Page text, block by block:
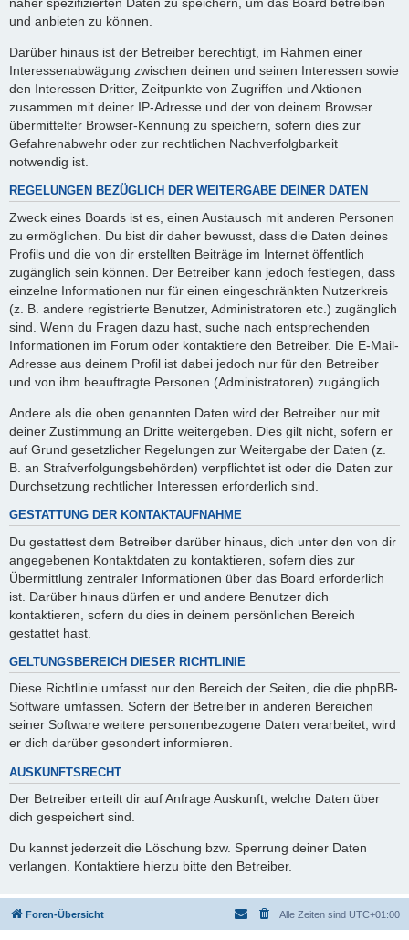
und anbieten zu können.
Darüber hinaus ist der Betreiber berechtigt, im Rahmen einer
Interessenabwägung zwischen deinen und seinen Interessen sowie
den Interessen Dritter, Zeitpunkte von Zugriffen und Aktionen
zusammen mit deiner IP-Adresse und der von deinem Browser
übermittelter Browser-Kennung zu speichern, sofern dies zur
Gefahrenabwehr oder zur rechtlichen Nachverfolgbarkeit
notwendig ist.
REGELUNGEN BEZÜGLICH DER WEITERGABE DEINER DATEN
Zweck eines Boards ist es, einen Austausch mit anderen Personen
zu ermöglichen. Du bist dir daher bewusst, dass die Daten deines
Profils und die von dir erstellten Beiträge im Internet öffentlich
zugänglich sein können. Der Betreiber kann jedoch festlegen, dass
einzelne Informationen nur für einen eingeschränkten Nutzerkreis
(z. B. andere registrierte Benutzer, Administratoren etc.) zugänglich
sind. Wenn du Fragen dazu hast, suche nach entsprechenden
Informationen im Forum oder kontaktiere den Betreiber. Die E-Mail-
Adresse aus deinem Profil ist dabei jedoch nur für den Betreiber
und von ihm beauftragte Personen (Administratoren) zugänglich.
Andere als die oben genannten Daten wird der Betreiber nur mit
deiner Zustimmung an Dritte weitergeben. Dies gilt nicht, sofern er
auf Grund gesetzlicher Regelungen zur Weitergabe der Daten (z.
B. an Strafverfolgungsbehörden) verpflichtet ist oder die Daten zur
Durchsetzung rechtlicher Interessen erforderlich sind.
GESTATTUNG DER KONTAKTAUFNAHME
Du gestattest dem Betreiber darüber hinaus, dich unter den von dir
angegebenen Kontaktdaten zu kontaktieren, sofern dies zur
Übermittlung zentraler Informationen über das Board erforderlich
ist. Darüber hinaus dürfen er und andere Benutzer dich
kontaktieren, sofern du dies in deinem persönlichen Bereich
gestattet hast.
GELTUNGSBEREICH DIESER RICHTLINIE
Diese Richtlinie umfasst nur den Bereich der Seiten, die die phpBB-
Software umfassen. Sofern der Betreiber in anderen Bereichen
seiner Software weitere personenbezogene Daten verarbeitet, wird
er dich darüber gesondert informieren.
AUSKUNFTSRECHT
Der Betreiber erteilt dir auf Anfrage Auskunft, welche Daten über
dich gespeichert sind.
Du kannst jederzeit die Löschung bzw. Sperrung deiner Daten
verlangen. Kontaktiere hierzu bitte den Betreiber.
Foren-Übersicht Alle Zeiten sind UTC+01:00